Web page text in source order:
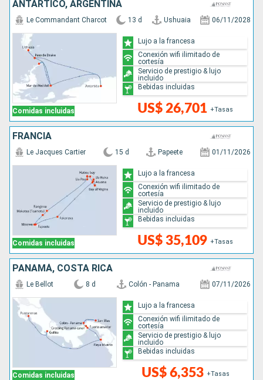
ANTÁRTICO, ARGENTINA
Comidas incluidas
Le Commandant Charcot 13 d Ushuaia 06/11/2028
US$ 26,701 +Tasas
Lujo a la francesa
Conexión wifi ilimitado de
cortesía
Servicio de prestigio & lujo
incluido
Bebidas incluidas
FRANCIA
Comidas incluidas
Le Jacques Cartier 15 d Papeete 01/11/2026
US$ 35,109 +Tasas
Lujo a la francesa
Conexión wifi ilimitado de
cortesía
Servicio de prestigio & lujo
incluido
Bebidas incluidas
PANAMÁ, COSTA RICA
Comidas incluidas
Le Bellot 8 d Colón - Panama 07/11/2026
US$ 6,353 +Tasas
Lujo a la francesa
Conexión wifi ilimitado de
cortesía
Servicio de prestigio & lujo
incluido
Bebidas incluidas